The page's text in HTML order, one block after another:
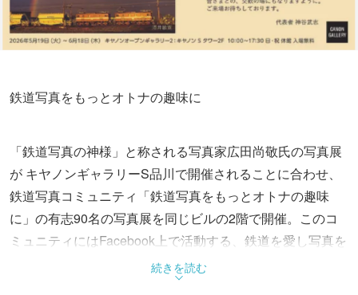
鉄道写真をもっとオトナの趣味に
「鉄道写真の神様」と称される写真家広田尚敬氏の写真展
が キヤノンギャラリーS品川で開催されることに合わせ、
鉄道写真コミュニティ「鉄道写真をもっとオトナの趣味
に」の有志90名の写真展を同じビルの2階で開催。このコ
ミュニティにはFacebook上で活動する、鉄道を愛し写真を
愛し郷土を愛するメンバー860人が参加。想いを込めた作
品を発表し、オトナの趣味としての鉄道写真を目指して活
続きを読む